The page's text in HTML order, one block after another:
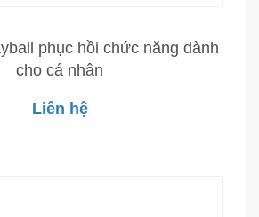
phục hồi chức năng dành
cho cá nhân
Liên hệ